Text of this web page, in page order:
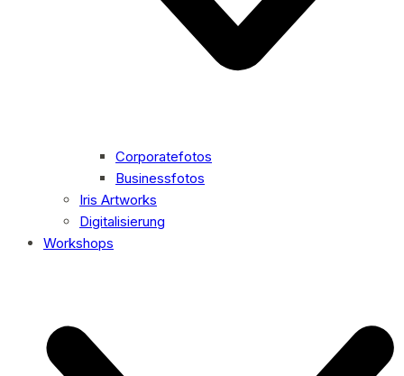
Corporatefotos
Businessfotos
Iris Artworks
Digitalisierung
Workshops